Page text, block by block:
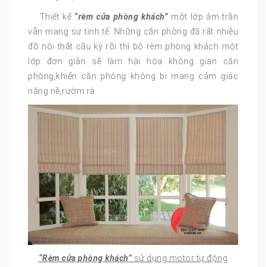
Thiết kế “rèm cửa phòng khách” một lớp âm trần
vẫn mang sự tinh tế. Những căn phòng đã rất nhiều
đồ nội thất cầu kỳ rồi thì bộ rèm phòng khách một
lớp đơn giản sẽ làm hài hòa không gian căn
phòng,khiến căn phòng không bị mang cảm giác
nặng nề,rườm rà.
“Rèm cửa phòng khách” sử dụng motor tự động